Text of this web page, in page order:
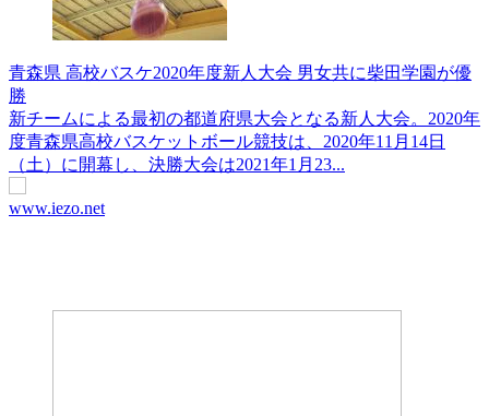
青森県 高校バスケ2020年度新人大会 男女共に柴田学園が優
勝
新チームによる最初の都道府県大会となる新人大会。2020年
度青森県高校バスケットボール競技は、2020年11月14日
（土）に開幕し、決勝大会は2021年1月23...
www.iezo.net